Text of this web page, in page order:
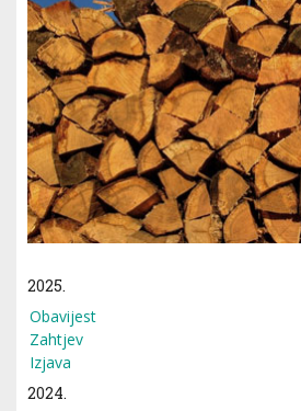
2025.
Obavijest
Zahtjev
Izjava
2024.